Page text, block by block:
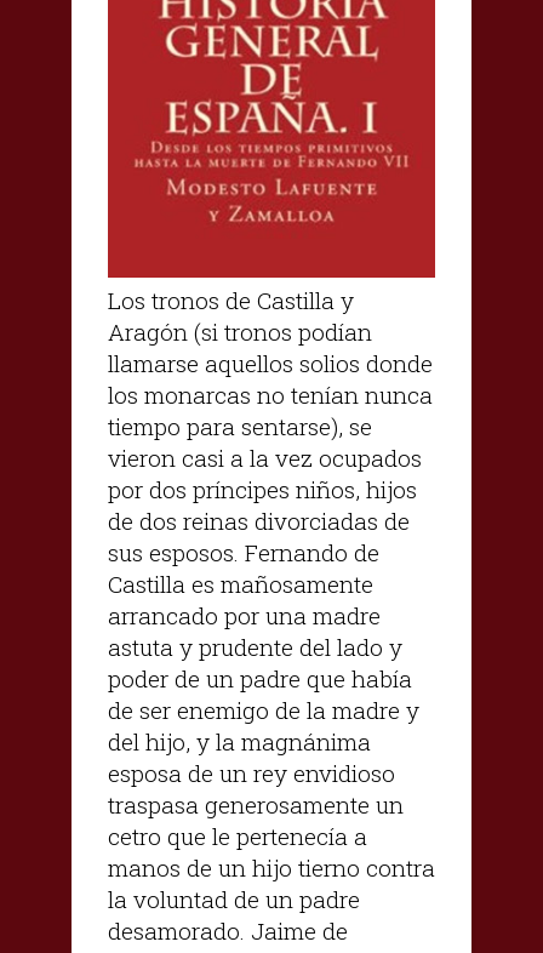
Los tronos de Castilla y
Aragón (si tronos podían
llamarse aquellos solios donde
los monarcas no tenían nunca
tiempo para sentarse), se
vieron casi a la vez ocupados
por dos príncipes niños, hijos
de dos reinas divorciadas de
sus esposos. Fernando de
Castilla es mañosamente
arrancado por una madre
astuta y prudente del lado y
poder de un padre que había
de ser enemigo de la madre y
del hijo, y la magnánima
esposa de un rey envidioso
traspasa generosamente un
cetro que le pertenecía a
manos de un hijo tierno contra
la voluntad de un padre
desamorado. Jaime de